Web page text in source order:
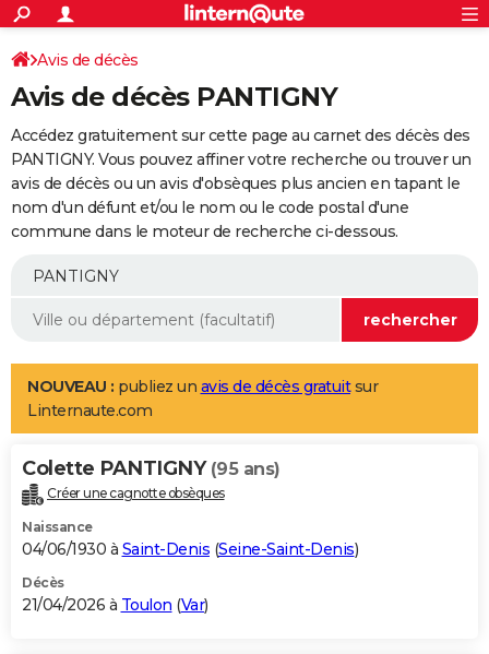
ACTUALITÉS
Politique
Société
Faits Divers
Education
Monde
Villes
+
SPORT
Coupe du monde 2026
Football
Tennis
Cyclisme
Rugby
Forum
Programme TV
TNT
Streaming
Cinéma
Sorties cinéma
Musique
+
FINANCE
Retraite
Epargne
Immobilier
Risques naturels par ville
Banque
Assurance
AUTO
Essais
Réserver un essai
Citadines
Berlines
SUV
Forum auto
+
Mobiles
Meilleur smartphone
Internet
Ordinateurs
Jeux vidéo
Guide high-tech
Aménagement intérieur
LIFESTYLE
Art de vivre
Bien-être
Loisirs
Mode
Modes de vie
Alimentation
Guide de la santé
Maladies
Médicaments
Sommeil
VOYAGE
Destinations
City break
Voyage nature
Voyage de noces
Forum
Climat
+PHOTO
GUIDES D'ACHAT
BONS PLANS
Avis de décès
Avis de décès PANTIGNY
Accédez gratuitement sur cette page au carnet des décès des
PANTIGNY. Vous pouvez affiner votre recherche ou trouver un
avis de décès ou un avis d'obsèques plus ancien en tapant le
nom d'un défunt et/ou le nom ou le code postal d'une
commune dans le moteur de recherche ci-dessous.
NOUVEAU : publiez un avis de décès gratuitsur
Linternaute.com
Colette PANTIGNY (95 ans)
Créer une cagnotte obsèques
Naissance
04/06/1930 à Saint-Denis (Seine-Saint-Denis)
Décès
21/04/2026 à Toulon (Var)